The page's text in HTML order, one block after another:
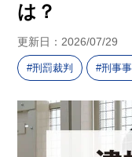
ホームに戻る
刑事事件の
は？
更新日： 2026/07/29
刑罰裁判 刑事